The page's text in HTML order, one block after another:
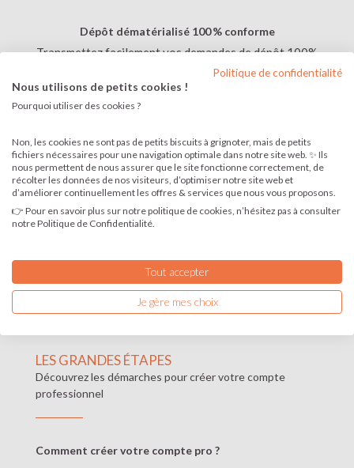
Dépôt dématérialisé 100 % conforme
Transmettez facilement vos demandes de dépôt 100%
en ligne et nos formalistes s'occupe de la transmission
et des échanges jusqu'à acceptation par le Greffe.
Publication express d’annonces légales
Saisissez votre texte ou utilisez l'un de nos
formulaires, la parution est confirmée en moins d’une
heure ouvrée, et votre attestation est disponible dans
votre espace sécurisé.
Gestion centralisée & historique illimité
Retrouvez en quelques secondes l’intégralité de vos
factures, même plusieurs années après.
LES GRANDES ÉTAPES
Découvrez les démarches pour créer votre compte
professionnel
Comment créer votre compte pro ?
Politique de confidentialité
Nous utilisons de petits cookies !
Pourquoi utiliser des cookies ?
Non, les cookies ne sont pas de petits biscuits à grignoter, mais de petits
fichiers nécessaires pour une navigation optimale dans notre site web. ✨ Ils
nous permettent de nous assurer que le site fonctionne correctement, de
récolter les données de nos visiteurs, d’optimiser notre site web et
d’améliorer continuellement les offres & services que nous vous proposons.
👉 Pour en savoir plus sur notre politique de cookies, n’hésitez pas à consulter
notre Politique de Confidentialité.
Tout accepter
Je gère mes choix